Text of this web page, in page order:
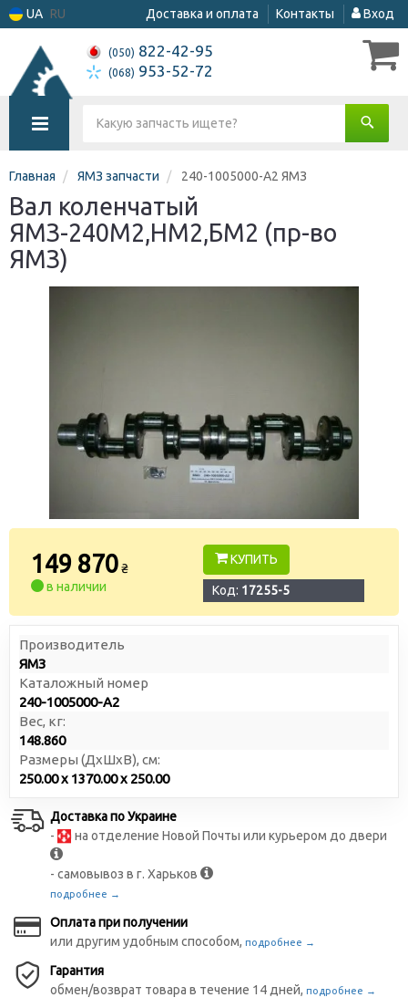
UA RU Доставка и оплата Контакты Вход
(050) 822-42-95
(068) 953-52-72
Главная ЯМЗ запчасти 240-1005000-А2 ЯМЗ
Вал коленчатый
ЯМЗ-240М2,НМ2,БМ2 (пр-во
ЯМЗ)
149 870₴
в наличии
КУПИТЬ
Код: 17255-5
Производитель
ЯМЗ
Каталожный номер
240-1005000-А2
Вес, кг:
148.860
Размеры (ДxШxВ), см:
250.00 x 1370.00 x 250.00
Доставка по Украине
-
на отделение Новой Почты или курьером до двери
- самовывоз в г. Харьков
подробнее →
Оплата при получении
или другим удобным способом, подробнее →
Гарантия
обмен/возврат товара в течение 14 дней, подробнее →